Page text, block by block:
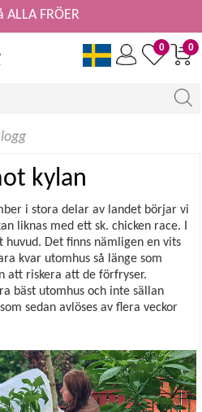
0
0
ALLA FRÖER
kylan
i stora delar av landet börjar vi
liknas med ett sk. chicken race. I
Det finns nämligen en vits
kvar utomhus så länge som
att riskera att de förfryser.
bäst utomhus och inte sällan
sedan avlöses av flera veckor